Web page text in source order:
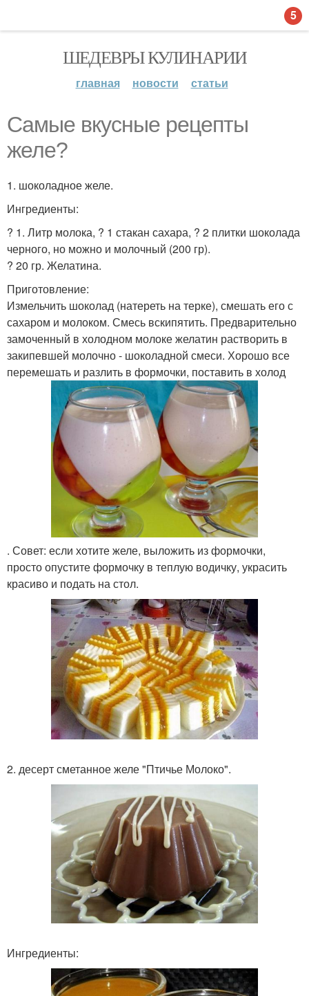
ШЕДЕВРЫ КУЛИНАРИИ
главная новости статьи
Самые вкусные рецепты
желе?
1. шоколадное желе.
Ингредиенты:
? 1. Литр молока, ? 1 стакан сахара, ? 2 плитки шоколада
черного, но можно и молочный (200 гр).
? 20 гр. Желатина.
Приготовление:
Измельчить шоколад (натереть на терке), смешать его с
сахаром и молоком. Смесь вскипятить. Предварительно
замоченный в холодном молоке желатин растворить в
закипевшей молочно - шоколадной смеси. Хорошо все
перемешать и разлить в формочки, поставить в холод
. Совет: если хотите желе, выложить из формочки,
просто опустите формочку в теплую водичку, украсить
красиво и подать на стол.
2. десерт сметанное желе "Птичье Молоко".
Ингредиенты:
5